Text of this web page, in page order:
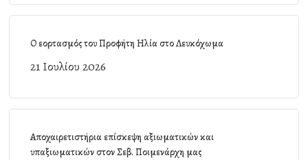
Ο εορτασμός του Προφήτη Ηλία στο Λευκόχωμα
21 Ιουλίου 2026
Αποχαιρετιστήρια επίσκεψη αξιωματικών και
υπαξιωματικών στον Σεβ. Ποιμενάρχη μας